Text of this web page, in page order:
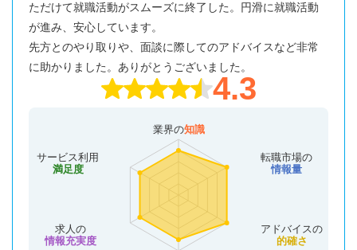
ただけて就職活動がスムーズに終了した。円滑に就職活動
が進み、安心しています。
先方とのやり取りや、面談に際してのアドバイスなど非常
に助かりました。ありがとうございました。
4.3
業界の知識
転職市場の
情報量
アドバイスの
的確さ
サービス利用
満足度
求人の
情報充実度